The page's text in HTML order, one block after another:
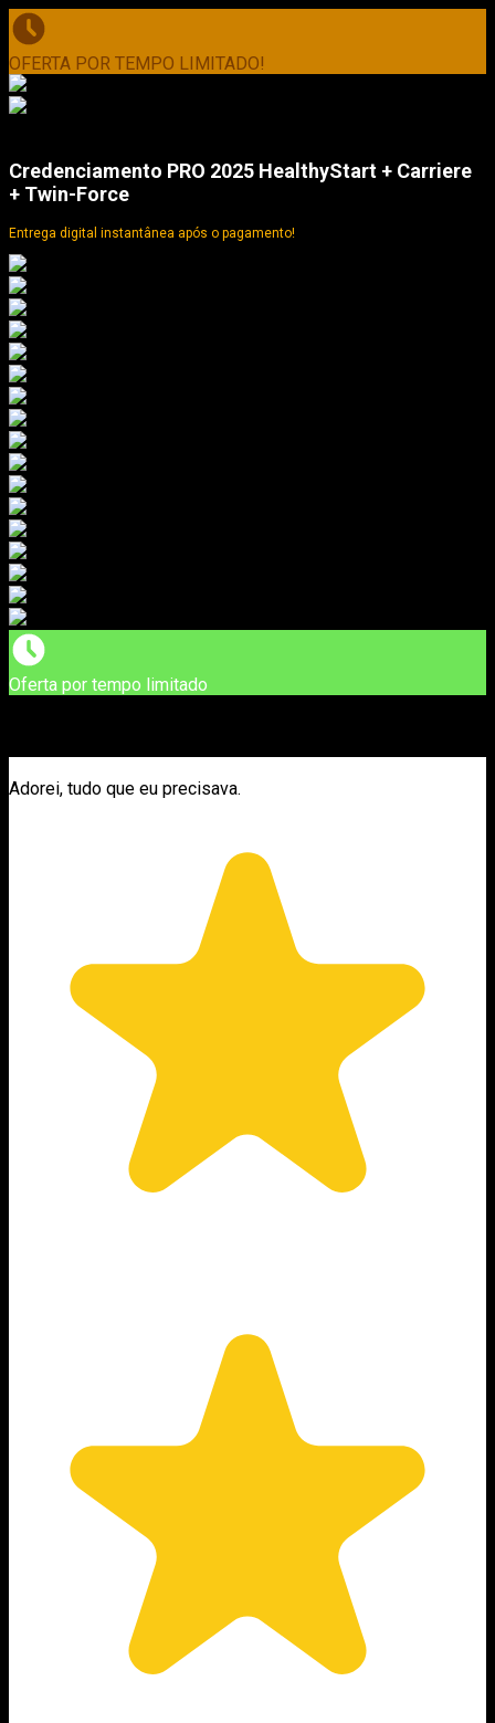
OFERTA POR TEMPO LIMITADO!
Credenciamento PRO 2025 HealthyStart + Carriere
+ Twin-Force
Entrega digital instantânea após o pagamento!
Oferta por tempo limitado
Adorei, tudo que eu precisava.